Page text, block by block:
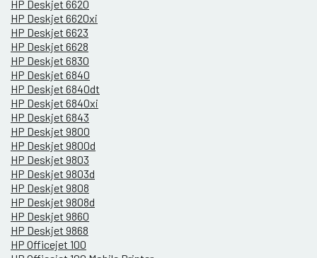
HP Deskjet 6620
HP Deskjet 6620xi
HP Deskjet 6623
HP Deskjet 6628
HP Deskjet 6830
HP Deskjet 6840
HP Deskjet 6840dt
HP Deskjet 6840xi
HP Deskjet 6843
HP Deskjet 9800
HP Deskjet 9800d
HP Deskjet 9803
HP Deskjet 9803d
HP Deskjet 9808
HP Deskjet 9808d
HP Deskjet 9860
HP Deskjet 9868
HP Officejet 100